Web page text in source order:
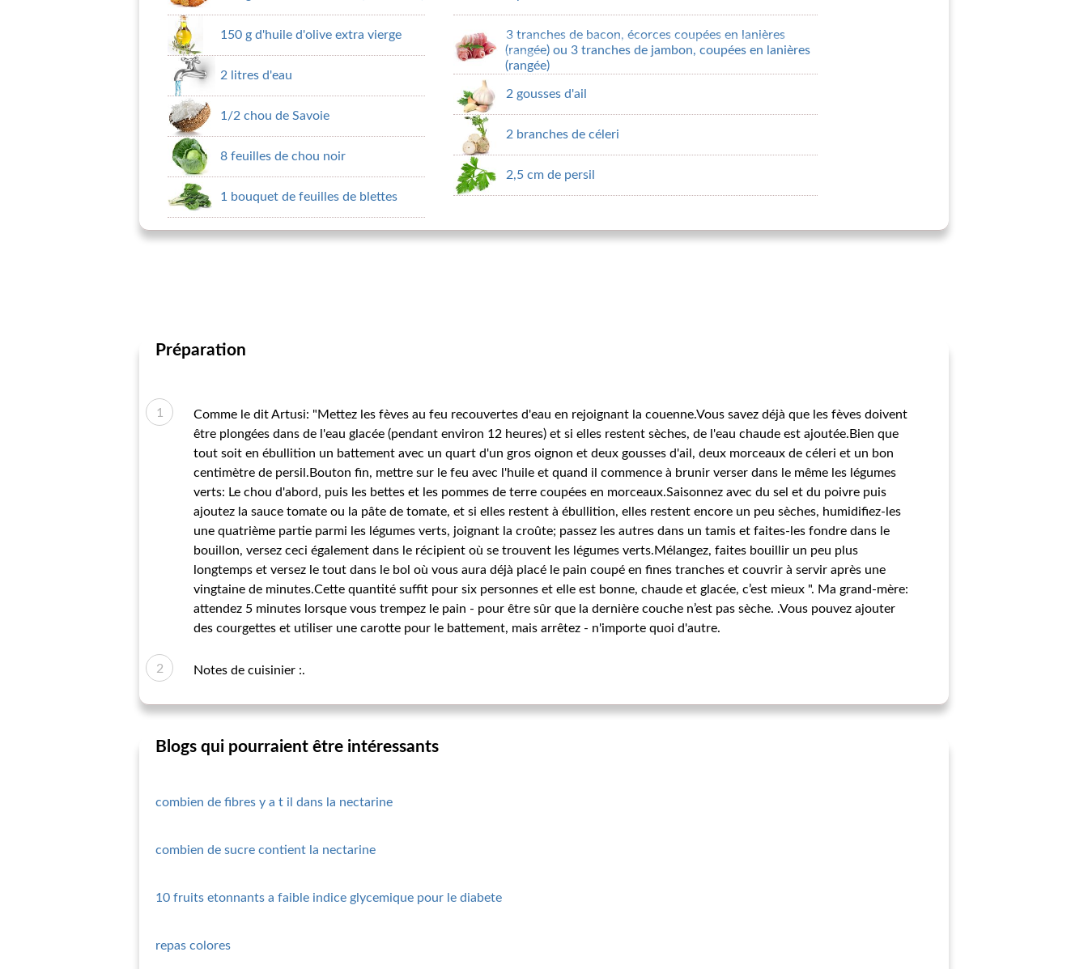
150 g d'huile d'olive extra vierge
2 litres d'eau
1/2 chou de Savoie
8 feuilles de chou noir
1 bouquet de feuilles de blettes
3 tranches de bacon, écorces coupées en lanières
(rangée) ou 3 tranches de jambon, coupées en lanières
(rangée)
2 gousses d'ail
2 branches de céleri
2,5 cm de persil
Préparation
Comme le dit Artusi: "Mettez les fèves au feu recouvertes d'eau en rejoignant la couenne.Vous savez déjà que les fèves doivent
être plongées dans de l'eau glacée (pendant environ 12 heures) et si elles restent sèches, de l'eau chaude est ajoutée.Bien que
tout soit en ébullition un battement avec un quart d'un gros oignon et deux gousses d'ail, deux morceaux de céleri et un bon
centimètre de persil.Bouton fin, mettre sur le feu avec l'huile et quand il commence à brunir verser dans le même les légumes
verts: Le chou d'abord, puis les bettes et les pommes de terre coupées en morceaux.Saisonnez avec du sel et du poivre puis
ajoutez la sauce tomate ou la pâte de tomate, et si elles restent à ébullition, elles restent encore un peu sèches, humidifiez-les
une quatrième partie parmi les légumes verts, joignant la croûte; passez les autres dans un tamis et faites-les fondre dans le
bouillon, versez ceci également dans le récipient où se trouvent les légumes verts.Mélangez, faites bouillir un peu plus
longtemps et versez le tout dans le bol où vous aura déjà placé le pain coupé en fines tranches et couvrir à servir après une
vingtaine de minutes.Cette quantité suffit pour six personnes et elle est bonne, chaude et glacée, c’est mieux ". Ma grand-mère:
attendez 5 minutes lorsque vous trempez le pain - pour être sûr que la dernière couche n’est pas sèche. .Vous pouvez ajouter
des courgettes et utiliser une carotte pour le battement, mais arrêtez - n'importe quoi d'autre.
Notes de cuisinier :.
Blogs qui pourraient être intéressants
combien de fibres y a t il dans la nectarine
combien de sucre contient la nectarine
10 fruits etonnants a faible indice glycemique pour le diabete
repas colores